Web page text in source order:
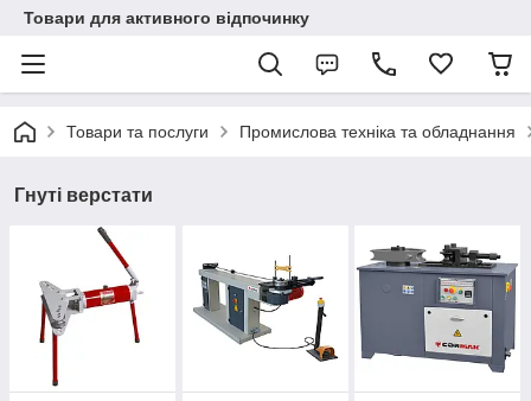
Товари для активного відпочинку
Товари та послуги Промислова техніка та обладнання
Гнуті верстати